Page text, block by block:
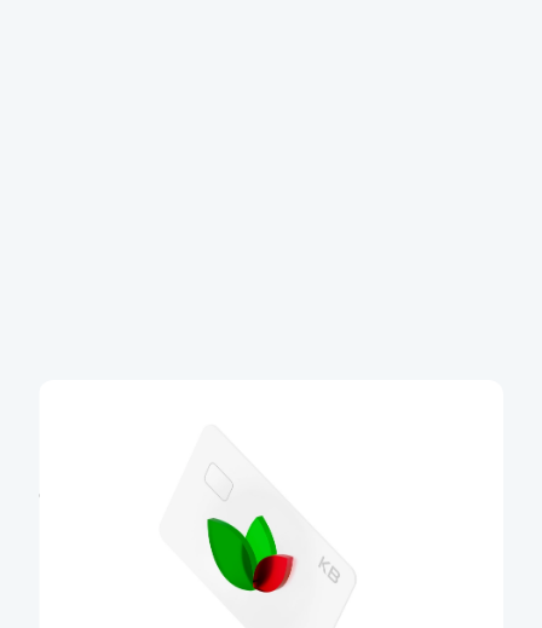
S udržitelností to myslíme vážně, proto nabízíme
eko karty z recyklovaného plastu. Karty s 85%
podílem recyklovaného plastu postupně
nahrazujeme kartami ze100% recyklovaného